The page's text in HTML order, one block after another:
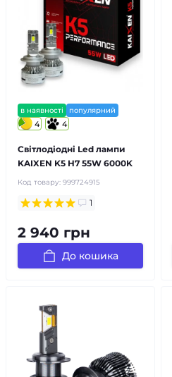
в наявності популярний
4 4
Світлодіодні Led лампи
KAIXEN K5 H7 55W 6000K
Код товару: 999724915
1
2 940 грн
До кошика